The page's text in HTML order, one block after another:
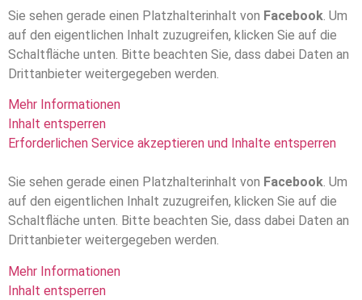
Sie sehen gerade einen Platzhalterinhalt von Facebook. Um
auf den eigentlichen Inhalt zuzugreifen, klicken Sie auf die
Schaltfläche unten. Bitte beachten Sie, dass dabei Daten an
Drittanbieter weitergegeben werden.
Mehr Informationen
Inhalt entsperren
Erforderlichen Service akzeptieren und Inhalte entsperren
Sie sehen gerade einen Platzhalterinhalt von Facebook. Um
auf den eigentlichen Inhalt zuzugreifen, klicken Sie auf die
Schaltfläche unten. Bitte beachten Sie, dass dabei Daten an
Drittanbieter weitergegeben werden.
Mehr Informationen
Inhalt entsperren